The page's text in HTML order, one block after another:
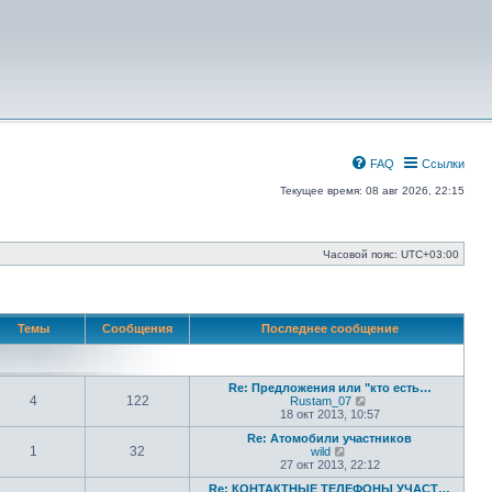
Ссылки
FAQ
Текущее время: 08 авг 2026, 22:15
Часовой пояс: UTC+03:00
Темы Сообщения Последнее сообщение
4 122
Re: Предложения или "кто есть…
Rustam_07
е
р
е
т
и
18 окт 2013, 10:57
1 32
Re: Атомобили участников
wild
е
р
27 окт 2013, 22:12
Re: КОНТАКТНЫЕ ТЕЛЕФОНЫ УЧАСТ…